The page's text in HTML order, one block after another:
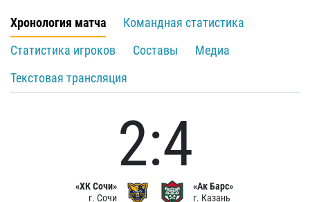
Хронология матча
Командная статистика
Статистика игроков
Составы
Медиа
Текстовая трансляция
«ХК Сочи»
г. Сочи
2:4
«Ак Барс»
г. Казань